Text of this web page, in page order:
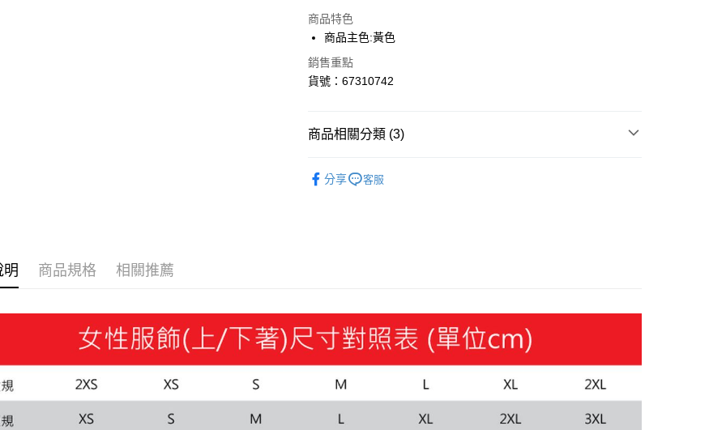
Apple Pay
街口支付
宅配(離島恕不配送)
宅配貨到付款(離島恕不配送)
每筆NT$180
商品特色
商品主色:黃色
銷售重點
貨號：67310742
商品相關分類 (3)
分享 客服
明 商品規格 相關推薦